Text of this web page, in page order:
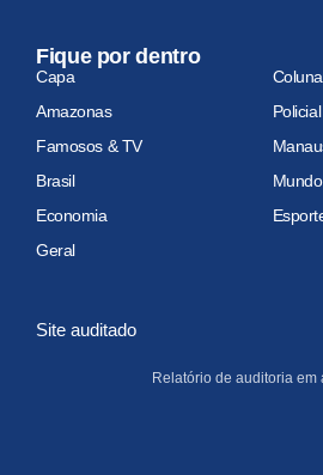
Fique por dentro
Capa
Amazonas
Policial
Famosos & TV
Brasil
Mundo
Economia
Geral
Site auditado
Relatório de auditoria em